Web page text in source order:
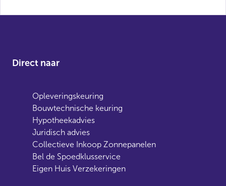
Direct naar
Opleveringskeuring
Bouwtechnische keuring
Hypotheekadvies
Juridisch advies
Collectieve Inkoop Zonnepanelen
Bel de Spoedklusservice
Eigen Huis Verzekeringen